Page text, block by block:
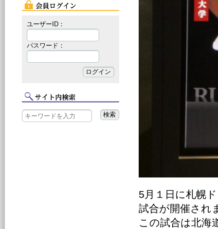
5月１日に札幌
試合が開催され
この試合は北海
ユーザーID：
パスワード：